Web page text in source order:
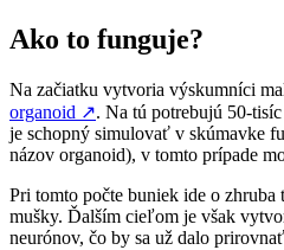
Ako to funguje?
Na začiatku vytvoria výskumníci
organoid ↗. Na tú potrebujú 50-
je schopný simulovať v skúmavke
názov organoid), v tomto prípade
Pri tomto počte buniek ide o
mušky. Ďalším cieľom je však
neurónov, čo by sa už dalo